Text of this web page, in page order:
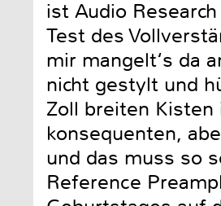
ist Audio
Test des
mir mangelt‘s da
nicht gestylt und
Zoll breiten
konsequenten,
und das muss so
Reference